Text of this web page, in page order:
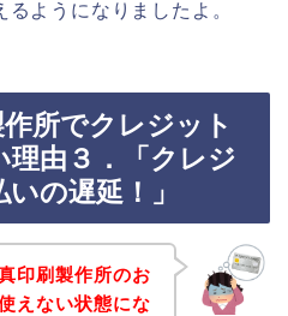
ようになりましたよ。
所でクレジット
理由３．「クレジ
の遅延！」
印刷製作所のお
えない状態にな